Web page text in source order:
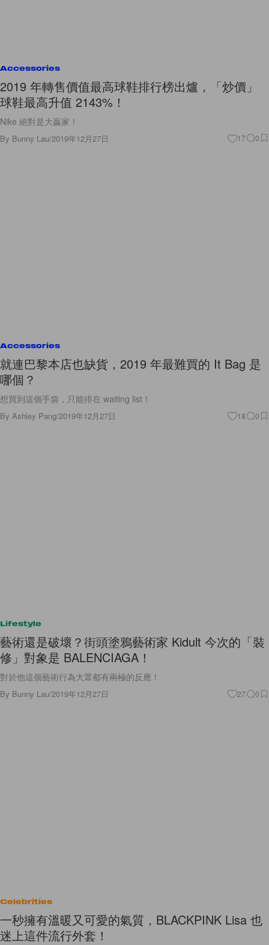
Accessories
2019 年轉售價值最高球鞋排行榜出爐，「炒價」
球鞋最高升值 2143%！
Nike 絕對是大贏家！
By Bunny Lau/2019年12月27日 17 0
Accessories
就連巴黎本店也缺貨，2019 年最難買的 It Bag 是
哪個？
想買到這個手袋，只能排在 waiting list！
By Ashley Pang/2019年12月27日 18 0
Lifestyle
藝術還是破壞？街頭塗鴉藝術家 Kidult 今次的「裝
修」對象是 BALENCIAGA！
對於他這個藝術行為大眾都有兩極的反應！
By Bunny Lau/2019年12月27日 27 0
Celebrities
一秒擁有溫暖又可愛的氣質，BLACKPINK Lisa 也
迷上這件流行外套！